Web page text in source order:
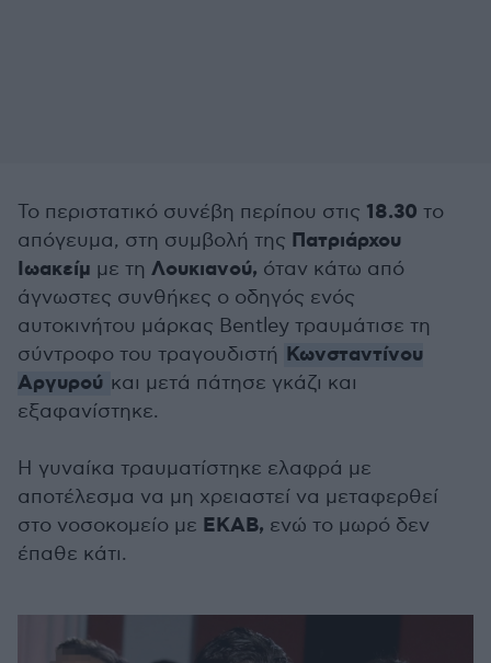
Το περιστατικό συνέβη περίπου στις 18.30 το
απόγευμα, στη συμβολή της Πατριάρχου
Ιωακείμ με τη Λουκιανού, όταν κάτω από
άγνωστες συνθήκες ο οδηγός ενός
αυτοκινήτου μάρκας Bentley τραυμάτισε τη
σύντροφο του τραγουδιστή Κωνσταντίνου
Αργυρού και μετά πάτησε γκάζι και
εξαφανίστηκε.
Η γυναίκα τραυματίστηκε ελαφρά με
αποτέλεσμα να μη χρειαστεί να μεταφερθεί
στο νοσοκομείο με ΕΚΑΒ, ενώ το μωρό δεν
έπαθε κάτι.